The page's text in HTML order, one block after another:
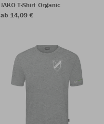
JAKO T-Shirt Organic
ab 14,09 €